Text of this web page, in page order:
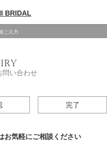
ご入力
問い合わせ
完了
お気軽にご相談ください